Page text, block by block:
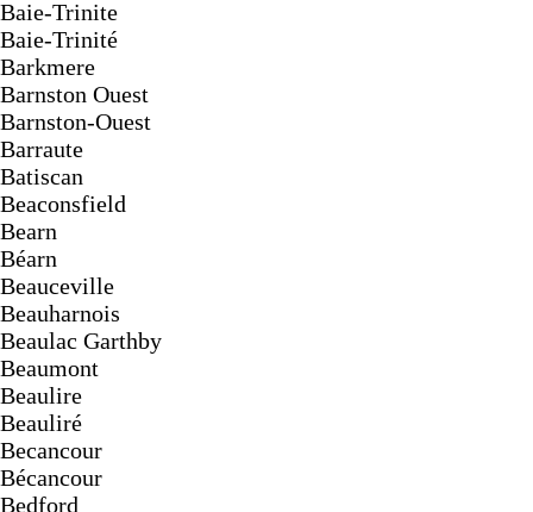
Baie-Trinite
Baie-Trinité
Barkmere
Barnston Ouest
Barnston-Ouest
Barraute
Batiscan
Beaconsfield
Bearn
Béarn
Beauceville
Beauharnois
Beaulac Garthby
Beaumont
Beaulire
Beauliré
Becancour
Bécancour
Bedford